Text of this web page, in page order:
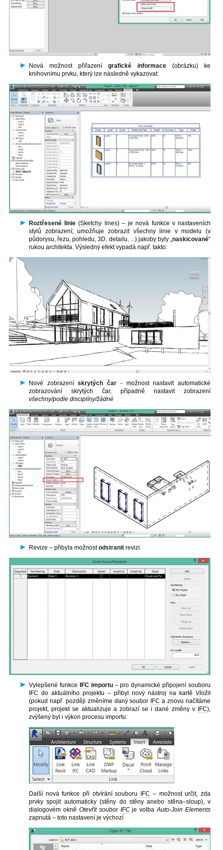
Nová možnost přiřazení grafické informace (obrázku) ke
knihovnímu prvku, který lze následně vykazovat:
Roztřesené linie (Sketchy lines) – je nová funkce v nastaveních
stylů zobrazení; umožňuje zobrazit všechny linie v modelu (v
půdorysu, řezu, pohledu, 3D, detailu, ...) jakoby byly „ naskicované“
rukou architekta. Výsledný efekt vypadá např. takto:
Nové zobrazenískrytých čar - možnost nastavit automatické
zobrazování skrytých čar, případně nastavit zobrazení
všechny/podle disciplíny/žádné
Revize – přibyla možnostodstranit revizi
Vylepšené funkce IFCimportu– pro dynamické připojení souboru
IFC do aktuálního projektu – přibyl nový nástroj na kartě Vložit
(pokud např. později změníme daný soubor IFC a znovu načítáme
projekt, projekt se aktualizuje a zobrazí se i dané změny v IFC),
zvýšený byl i výkon procesu importu:
Další nová funkce při otvírání souboru IFC – možnost určit, zda
prvky spojit automaticky (stěny do stěny anebo stěna–sloup), v
dialogovém okně Otevřít soubor IFCje volbaAuto-Join Elements
zapnutá – toto nastavení je výchozí